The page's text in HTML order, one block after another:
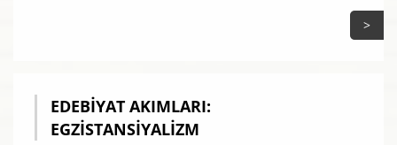
>
EDEBIYAT AKIMLARI:
EGZISTANSIYALIZM